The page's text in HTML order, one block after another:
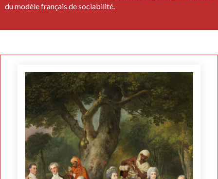
du modèle français de sociabilité.